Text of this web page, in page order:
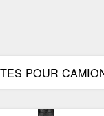
de
POUR